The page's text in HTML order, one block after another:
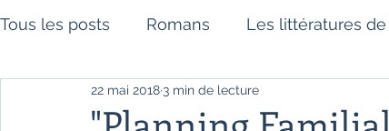
Tous les posts Romans Les littératures
Livres de référence Dictionnaire
22 mai 2018 3 min de lecture